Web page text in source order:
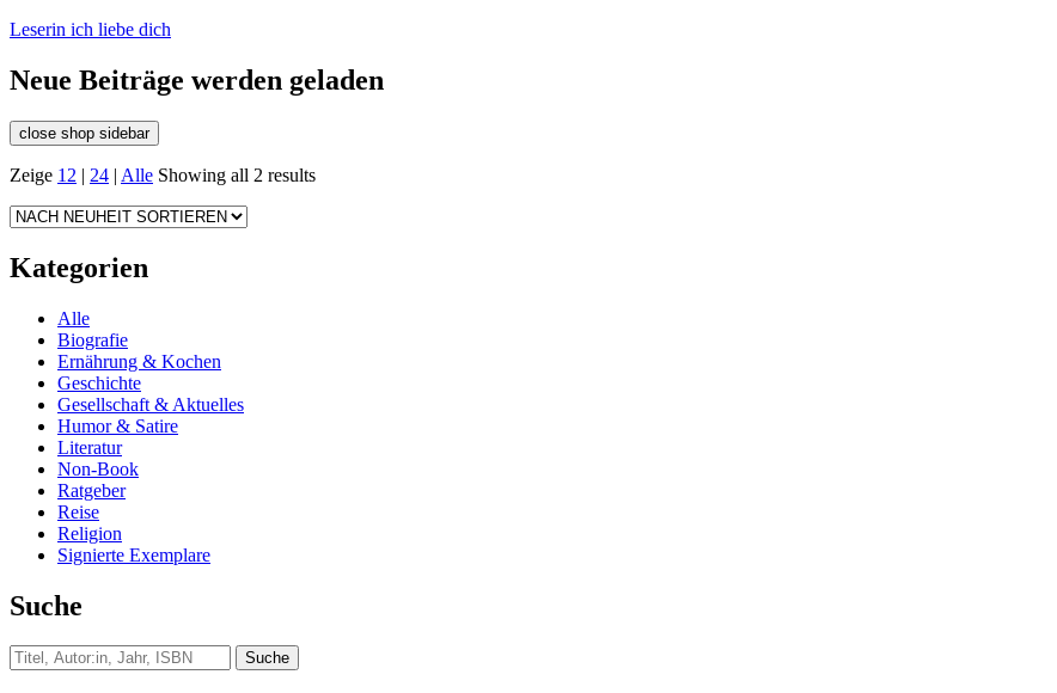
Leserin ich liebe dich
Neue Beiträge werden geladen
close shop sidebar
Zeige 12 | 24 | Alle Showing all 2 results
Kategorien
Alle
Biografie
Ernährung & Kochen
Geschichte
Gesellschaft & Aktuelles
Humor & Satire
Literatur
Non-Book
Ratgeber
Reise
Religion
Signierte Exemplare
Suche